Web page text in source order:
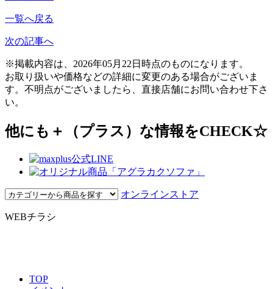
一覧へ戻る
次の記事へ
※掲載内容は、2026年05月22日時点のものになります。
お取り扱いや価格などの詳細に変更のある場合がございま
す。不明点がございましたら、直接店舗にお問い合わせ下さ
い。
他にも＋（プラス）な情報をCHECK☆
オンラインストア
WEBチラシ
TOP